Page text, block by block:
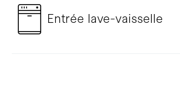
Entrée lave-vaisselle